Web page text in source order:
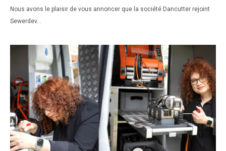
Nous avons le plaisir de vous annoncer que la société Dancutter rejoint
Sewerdev...